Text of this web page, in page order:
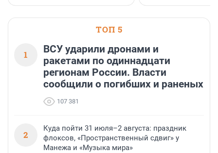
ТОП 5
1
ВСУ ударили дронами и
ракетами по одиннадцати
регионам России. Власти
сообщили о погибших и раненых
107 381
2
Куда пойти 31 июля–2 августа: праздник
флоксов, «Пространственный сдвиг» у
Манежа и «Музыка мира»